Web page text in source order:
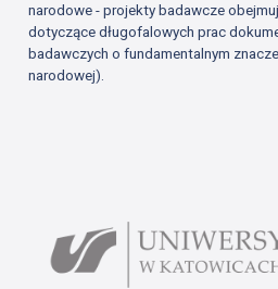
narodowe - projekty badawcze
dotyczące długofalowych prac
badawczych o fundamentalnym
narodowej).